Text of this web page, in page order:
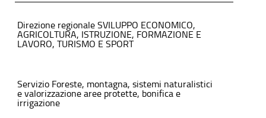
Direzione regionale SVILUPPO ECONOMICO,
AGRICOLTURA, ISTRUZIONE, FORMAZIONE E
LAVORO, TURISMO E SPORT
Servizio Foreste, montagna, sistemi naturalistici
e valorizzazione aree protette, bonifica e
irrigazione